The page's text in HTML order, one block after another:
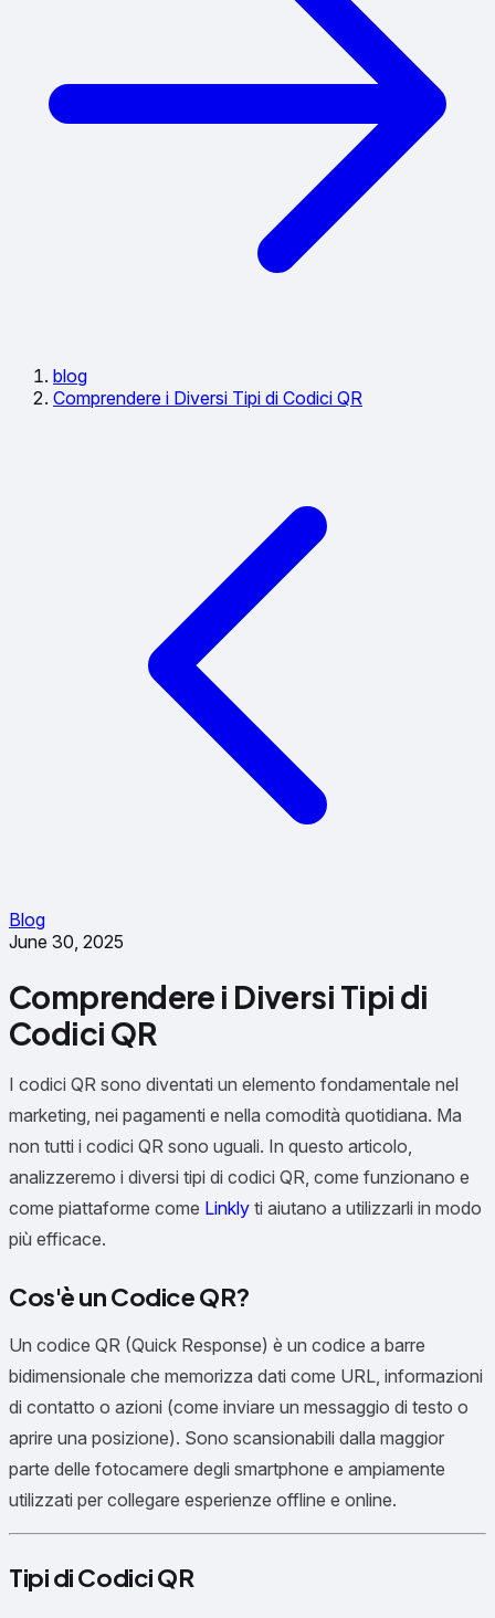
blog
Comprendere i Diversi Tipi di Codici QR
Blog
June 30, 2025
Comprendere i Diversi Tipi di
Codici QR
I codici QR sono diventati un elemento fondamentale nel
marketing, nei pagamenti e nella comodità quotidiana. Ma
non tutti i codici QR sono uguali. In questo articolo,
analizzeremo i diversi tipi di codici QR, come funzionano e
come piattaforme come Linkly ti aiutano a utilizzarli in modo
più efficace.
Cos'è un Codice QR?
Un codice QR (Quick Response) è un codice a barre
bidimensionale che memorizza dati come URL, informazioni
di contatto o azioni (come inviare un messaggio di testo o
aprire una posizione). Sono scansionabili dalla maggior
parte delle fotocamere degli smartphone e ampiamente
utilizzati per collegare esperienze offline e online.
Tipi di Codici QR